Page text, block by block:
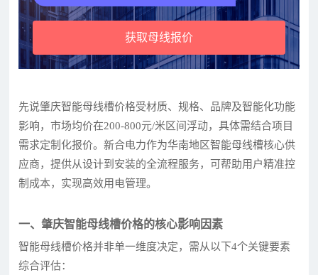
获取母线报价
先说肇庆智能母线槽价格受材质、规格、品牌及智能化功能
影响，市场均价在200-800元/米区间浮动，具体需结合项目
需求定制化报价。新合电力作为华南地区智能母线槽核心供
应商，提供从设计到安装的全流程服务，可帮助用户精准控
制成本，实现高效用电管理。
一、肇庆智能母线槽价格的核心影响因素
智能母线槽价格并非单一维度决定，需从以下4个关键要素
综合评估：